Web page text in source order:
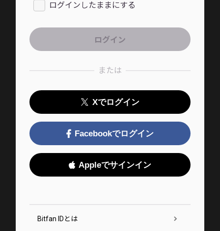
ログインしたままにする
または
Xでログイン
Facebookでログイン
Appleでサインイン
Bitfan IDとは